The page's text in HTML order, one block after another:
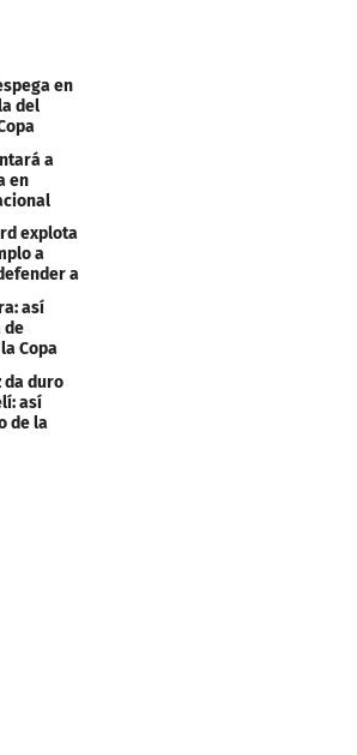
en
del
a
en
explota
a
a
así
de
Copa
da duro
así
de la